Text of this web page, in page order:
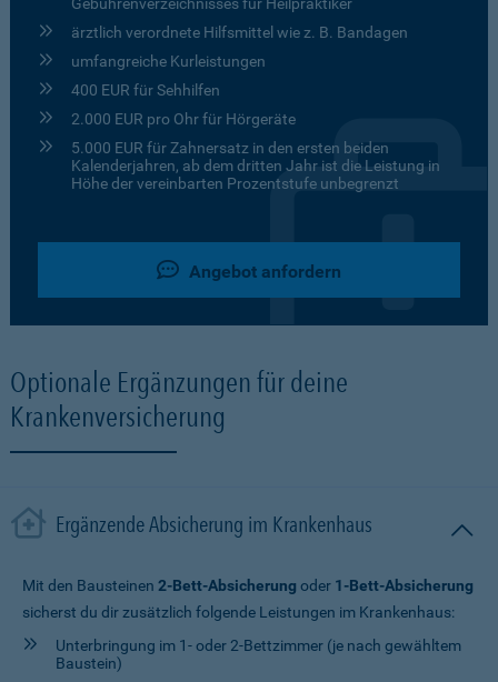
ärztlich verordnete Hilfsmittel wie z. B. Bandagen
umfangreiche Kurleistungen
400 EUR für Sehhilfen
2.000 EUR pro Ohr für Hörgeräte
5.000 EUR für Zahnersatz in den ersten beiden
Kalenderjahren, ab dem dritten Jahr ist die Leistung in
Höhe der vereinbarten Prozentstufe unbegrenzt
Angebot anfordern
Optionale Ergänzungen für deine
Krankenversicherung
Ergänzende Absicherung im Krankenhaus
Mit den Bausteinen 2-Bett-Absicherung oder 1-Bett-Absicherung
sicherst du dir zusätzlich folgende Leistungen im Krankenhaus:
Unterbringung im 1- oder 2-Bettzimmer (je nach gewähltem
Baustein)